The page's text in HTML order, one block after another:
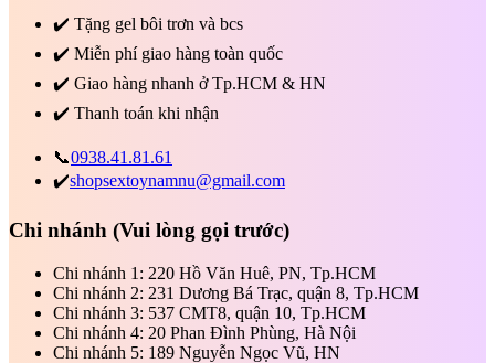
✔️ Tặng gel bôi trơn và bcs
✔️ Miễn phí giao hàng toàn quốc
✔️ Giao hàng nhanh ở Tp.HCM & HN
✔️ Thanh toán khi nhận
📞0938.41.81.61
✔️shopsextoynamnu@gmail.com
Chi nhánh (Vui lòng gọi trước)
Chi nhánh 1: 220 Hồ Văn Huê, PN, Tp.HCM
Chi nhánh 2: 231 Dương Bá Trạc, quận 8, Tp.HCM
Chi nhánh 3: 537 CMT8, quận 10, Tp.HCM
Chi nhánh 4: 20 Phan Đình Phùng, Hà Nội
Chi nhánh 5: 189 Nguyễn Ngọc Vũ, HN